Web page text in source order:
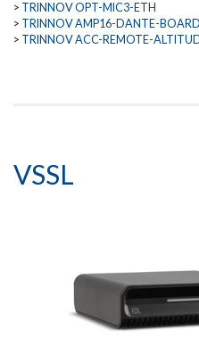
> TRINNOV OPT-MIC3-ETH
> TRINNOV AMP16-DANTE-BOARD
> TRINNOV ACC-REMOTE-
VSSL